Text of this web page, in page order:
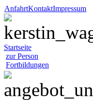
AnfahrtKontaktImpressum
Startseite
zur Person
Fortbildungen